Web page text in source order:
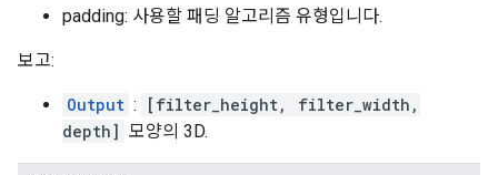
padding: 사용할 패딩 알고리즘 유형입니다.
보고:
Output :
[filter_height, filter_width,
depth] 모양의 3D.